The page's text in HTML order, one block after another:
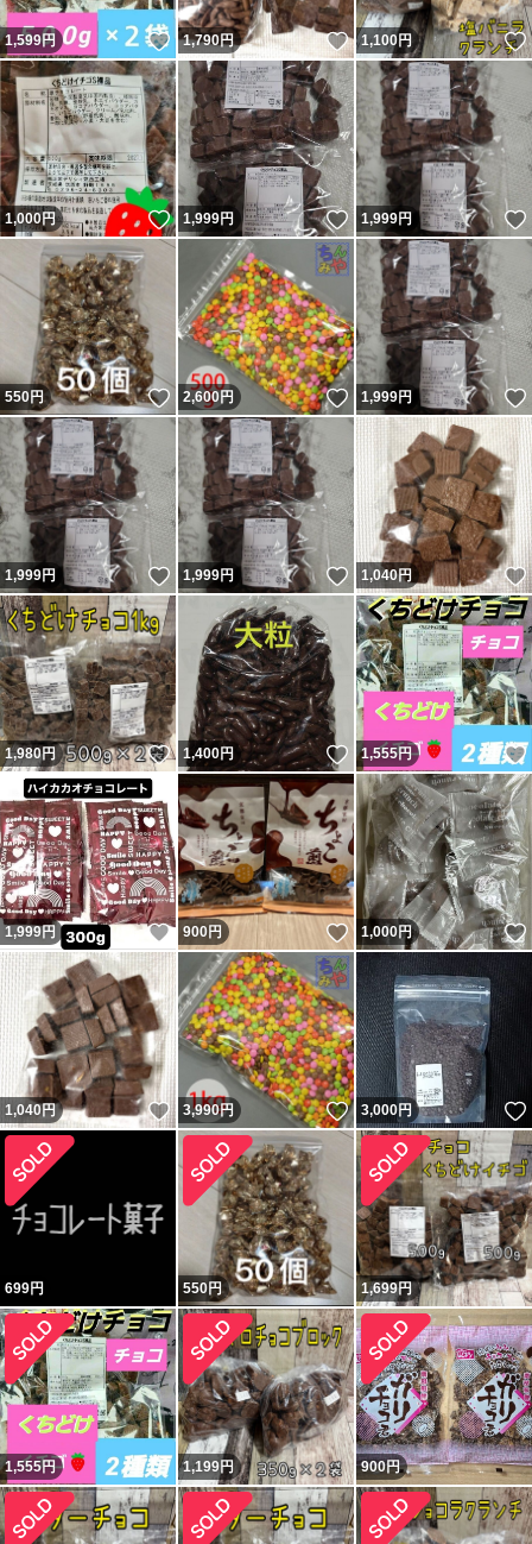
1,599円 いいね！
1,790円 いいね！
1,100円
1,000円 いいね！
1,999円 いいね！
1,999円
550円 いいね！
2,600円 いいね！
1,999円
1,999円 いいね！
1,999円 いいね！
1,040円
1,980円 いいね！
1,400円 いいね！
1,555円
1,999円 いいね！
900円 いいね！
1,000円
1,040円 いいね！
3,990円 いいね！
3,000円
699円 550円 1,699円
1,555円 1,199円 900円